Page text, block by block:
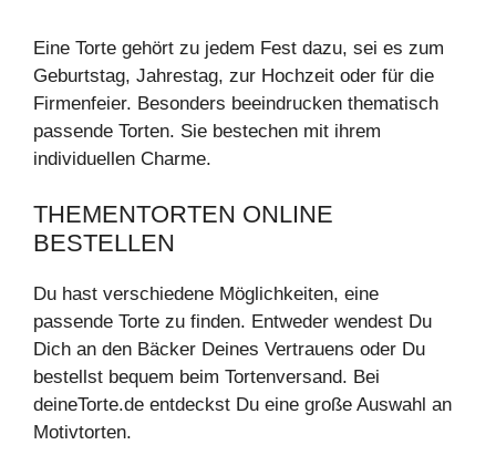
Eine Torte gehört zu jedem Fest dazu, sei es zum
Geburtstag, Jahrestag, zur Hochzeit oder für die
Firmenfeier. Besonders beeindrucken thematisch
passende Torten. Sie bestechen mit ihrem
individuellen Charme.
THEMENTORTEN ONLINE
BESTELLEN
Du hast verschiedene Möglichkeiten, eine
passende Torte zu finden. Entweder wendest Du
Dich an den Bäcker Deines Vertrauens oder Du
bestellst bequem beim Tortenversand. Bei
deineTorte.de entdeckst Du eine große Auswahl an
Motivtorten.